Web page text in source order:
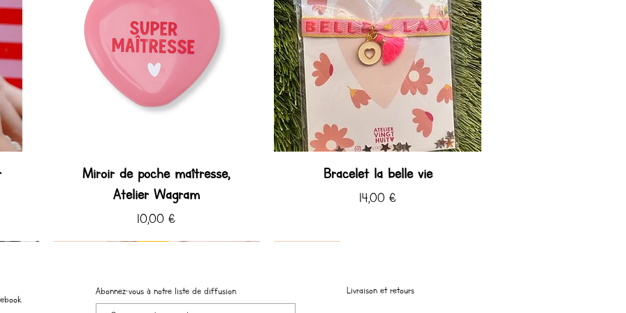
Miroir de poche maîtresse,
Atelier Wagram
Prix
10,00 €
Bracelet la belle vie
Prix
14,00 €
Abonnez-vous à notre liste de diffusion Livraison et retours